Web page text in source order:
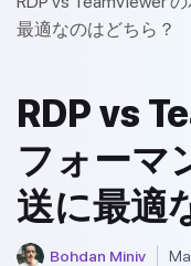
最適なのはどちら？
RDP vs
フォーマ
送に最適
Bohdan Miniv